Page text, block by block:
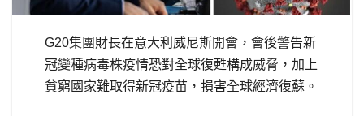
G20集團財長在意大利威尼斯開會，會後警告新
冠變種病毒株疫情恐對全球復甦構成威脅，加上
貧窮國家難取得新冠疫苗，損害全球經濟復蘇。